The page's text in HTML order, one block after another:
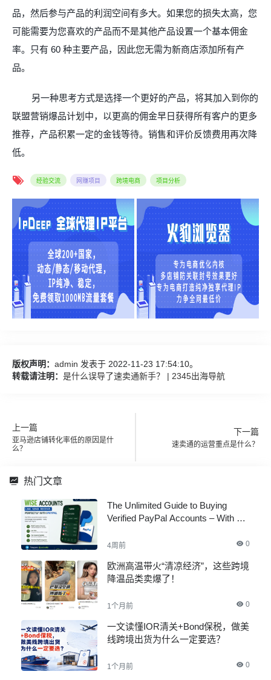
品，然后参与产品的利润空间有多大。如果您的损失太高，您
可能需要为您喜欢的产品而不是其他产品设置一个基本佣金
率。只有 60 种主要产品，因此您无需为新商店添加所有产
品。
另一种思考方式是选择一个更好的产品，将其加入到你的
联盟营销爆品计划中，以更高的佣金早日获得所有客户的更多
推荐，产品积累一定的金钱等待。销售和评价反馈费用再次降
低。
经验交流 网赚项目 跨境电商 项目分析
版权声明： admin 发表于 2022-11-23 17:54:10。
转载请注明： 是什么误导了速卖通新手？ | 2345出海导航
上一篇
亚马逊店铺转化率低的原因是什
么？
下一篇
速卖通的运营重点是什么？
热门文章
The Unlimited Guide to Buying
Verified PayPal Accounts – With All
4周前 0
欧洲高温带火“清凉经济”，这些跨境
降温品类卖爆了！
1个月前 0
一文读懂IOR清关+Bond保税，做美
线跨境出货为什么一定要选？
1个月前 0